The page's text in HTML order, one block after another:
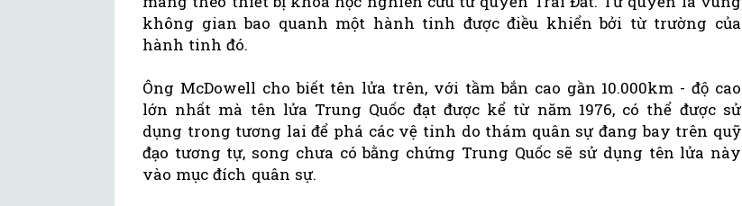
không gian bao quanh một hành tinh được điều khiển bởi từ trường của
hành tinh đó.
Ông McDowell cho biết tên lửa trên, với tầm bắn cao gần 10.000km - độ cao
lớn nhất mà tên lửa Trung Quốc đạt được kể từ năm 1976, có thể được sử
dụng trong tương lai để phá các vệ tinh do thám quân sự đang bay trên quỹ
đạo tương tự, song chưa có bằng chứng Trung Quốc sẽ sử dụng tên lửa này
vào mục đích quân sự.